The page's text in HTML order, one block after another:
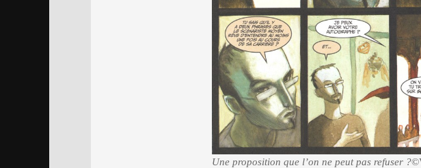
Une proposition que l’on ne peut pas refuser ?